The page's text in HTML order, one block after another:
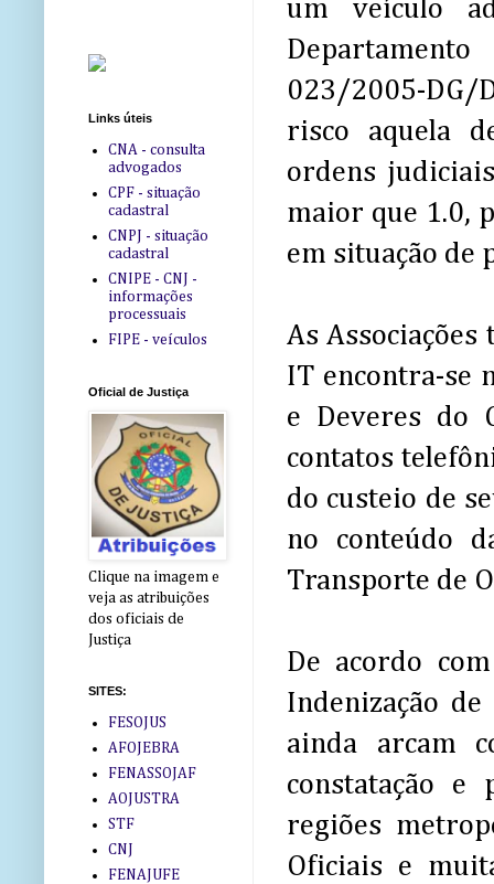
um veículo
023/2005-DG/
risco aquela
ordens
maior que 1.0,
em situação de
As
IT encontra-se
e Deveres do
contatos
do custeio de
no conteúdo
Transporte de
De acordo
Indenização
ainda arcam
constatação e
regiões
Oficiais e
Links úteis
CNA - consulta
advogados
CPF - situação
cadastral
CNPJ - situação
cadastral
CNIPE - CNJ -
informações
processuais
FIPE - veículos
Oficial de Justiça
Clique na imagem e
veja as atribuições
dos oficiais de
Justiça
SITES:
FESOJUS
AFOJEBRA
FENASSOJAF
AOJUSTRA
STF
CNJ
FENAJUFE